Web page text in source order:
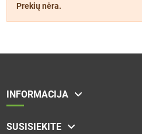
Prekių nėra.
INFORMACIJA
SUSISIEKITE